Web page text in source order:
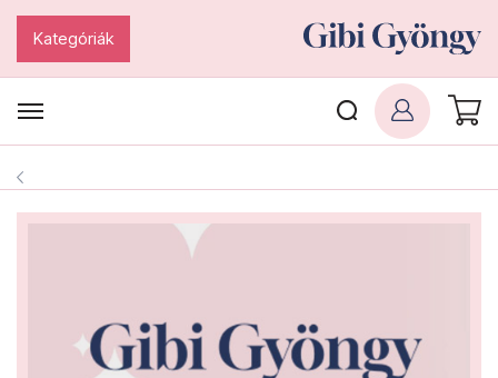
Kategóriák